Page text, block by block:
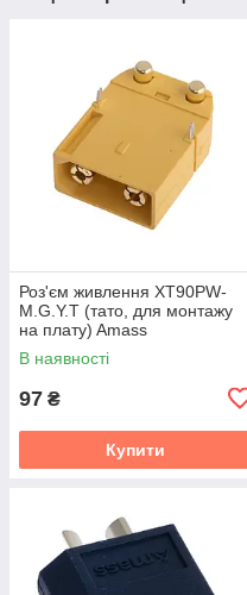
Роз'єм живлення XT90PW-
M.G.Y.T (тато, для монтажу
на плату) Amass
В наявності
97 ₴
Купити